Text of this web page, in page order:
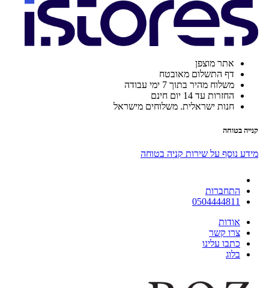
אתר מוצפן
דף התשלום מאובטח
משלוח מהיר בתוך 7 ימי עבודה
החזרות עד 14 יום חינם
חנות ישראלית. משלוחים מישראל
קנייה בטוחה
מידע נוסף על שירות קניה בטוחה
התחברות
0504444811
אודות
צרו קשר
כתבו עלינו
בלוג